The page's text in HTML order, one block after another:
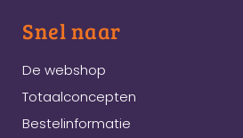
Snel naar
De webshop
Totaalconcepten
Bestelinformatie